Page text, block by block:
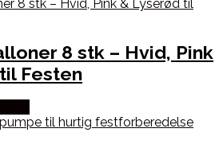
8 stk – Hvid, Pink
Festen